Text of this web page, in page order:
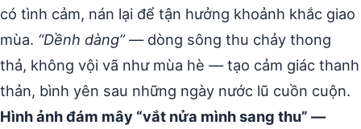
có tình cảm, nán lại để tận hưởng khoảnh khắc giao
mùa. “Dềnh dàng”— dòng sông thu chảy thong
thả, không vội vã như mùa hè — tạo cảm giác thanh
thản, bình yên sau những ngày nước lũ cuồn cuộn.
Hình ảnh đám mây “vắt nửa mình sang thu” —